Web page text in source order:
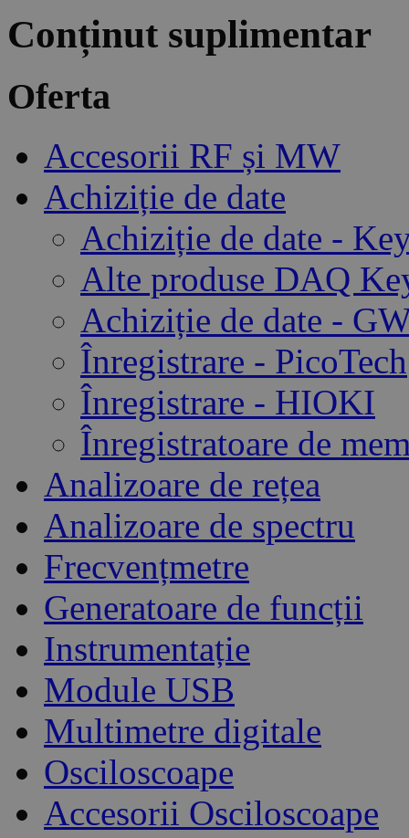
Conținut suplimentar
Oferta
Accesorii RF și MW
Achiziție de date
Achiziție de date -
Alte produse DAQ
Achiziție de date -
Înregistrare - PicoTech
Înregistrare - HIOKI
Înregistratoare de
Analizoare de rețea
Analizoare de spectru
Frecvențmetre
Generatoare de funcții
Instrumentație
Module USB
Multimetre digitale
Osciloscoape
Accesorii Osciloscoape